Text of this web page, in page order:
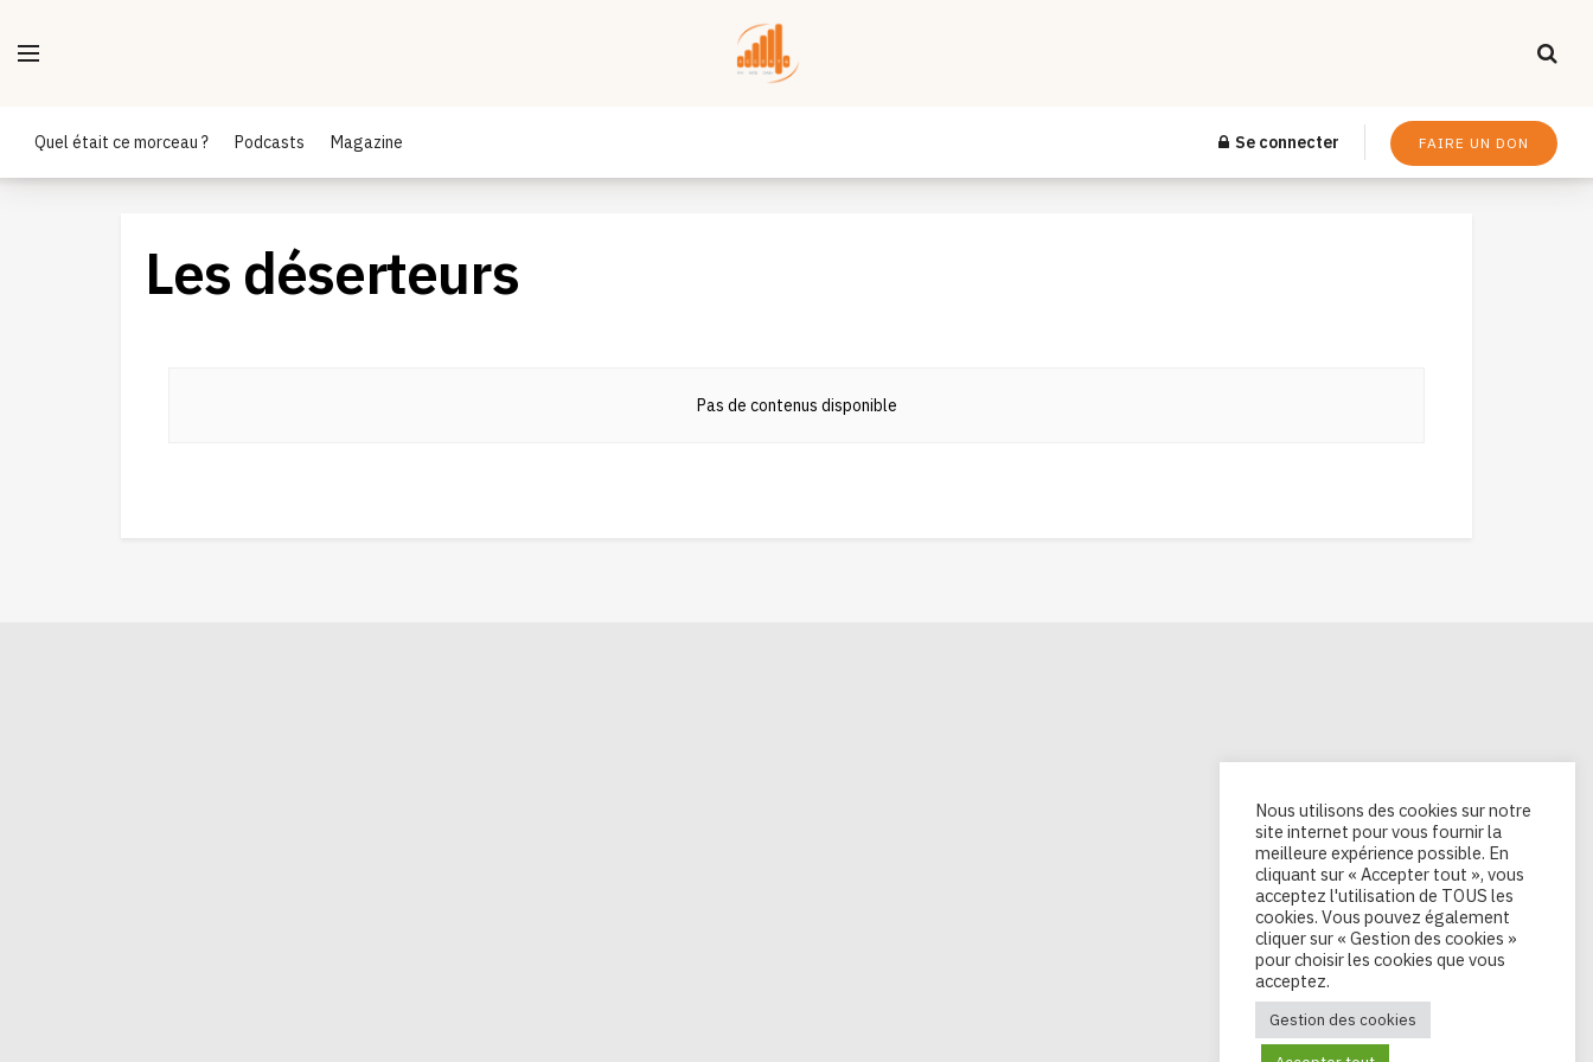
Quel était ce morceau ? Podcasts Magazine Se connecter FAIRE UN DON
Les déserteurs
Pas de contenus disponible
Nous utilisons des cookies sur notre
site internet pour vous fournir la
meilleure expérience possible. En
cliquant sur « Accepter tout », vous
acceptez l'utilisation de TOUS les
cookies. Vous pouvez également
cliquer sur « Gestion des cookies »
pour choisir les cookies que vous
acceptez.
Gestion des cookies